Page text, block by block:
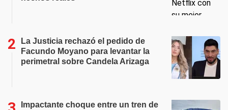
La Justicia rechazó el pedido de
Facundo Moyano para levantar la
perimetral sobre Candela Arizaga
Impactante choque entre un tren de